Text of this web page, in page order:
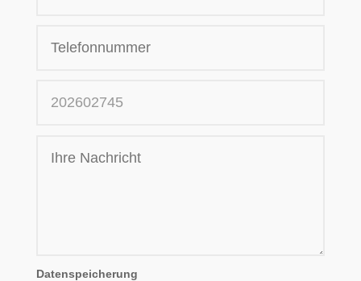
Datenspeicherung